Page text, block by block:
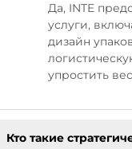
Да, INTE
услуги,
дизайн
упростить
Кто такие